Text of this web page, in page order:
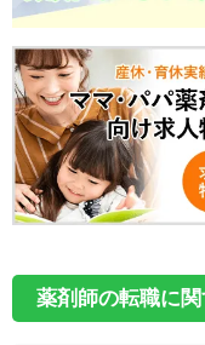
薬剤師の転職に